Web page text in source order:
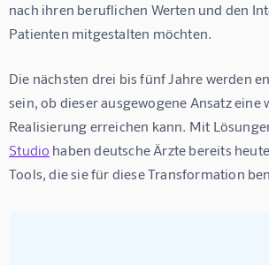
nach ihren beruflichen Werten und den
Patienten mitgestalten möchten.
Die nächsten drei bis fünf Jahre werden
sein, ob dieser ausgewogene Ansatz eine
Realisierung erreichen kann. Mit
Studio haben deutsche Ärzte bereits
Tools, die sie für diese Transformation